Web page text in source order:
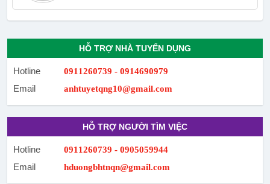
HỖ TRỢ NHÀ TUYỂN DỤNG
Hotline 0911260739 - 0914690979
Email anhtuyetqng10@gmail.com
HỖ TRỢ NGƯỜI TÌM VIỆC
Hotline 0911260739 - 0905059944
Email hduongbhtnqn@gmail.com